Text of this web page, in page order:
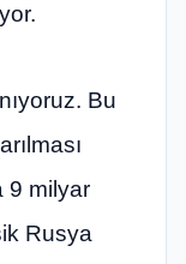
Bu
9 milyar
Rusya